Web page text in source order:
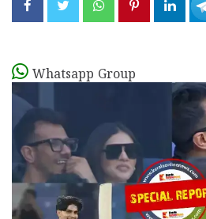
Whatsapp Group